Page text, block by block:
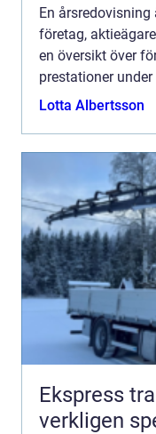
En
företag,
en översikt över
prestationer
inblic...
Lotta Albertsson
Ekspress
verkligen